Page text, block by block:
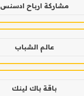
مشاركة ارباح ادسنس
عالم الشباب
باقة باك لينك